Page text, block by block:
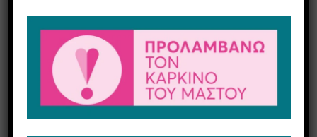
Εξετάσεις
Κοπράνων &
Ούρων